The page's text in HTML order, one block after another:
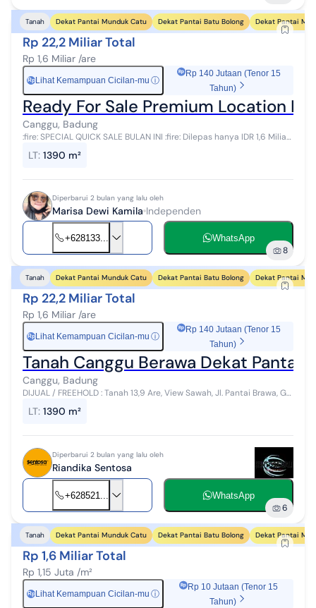
Tanah Dekat Pantai Munduk Catu Dekat Pantai Batu Bolong Dekat Pantai
Rp 22,2 Miliar Total
Rp 1,6 Miliar /are
Rp Lihat Kemampuan Cicilan-mu ⓘ
Rp 140 Jutaan (Tenor 15
Tahun)
Ready For Sale Premium Location
Canggu, Badung
:fire: SPECIAL QUICK SALE BULAN INI :fire: Dilepas hanya IDR 1,6 Miliar
Dari h...
LT: 1390 m²
Diperbarui 2 bulan yang lalu oleh
Marisa Dewi Kamila Independen
+628133... WhatsApp
8
Tanah Dekat Pantai Munduk Catu Dekat Pantai Batu Bolong Dekat Pantai
Rp 22,2 Miliar Total
Rp 1,6 Miliar /are
Rp Lihat Kemampuan Cicilan-mu ⓘ
Rp 140 Jutaan (Tenor 15
Tahun)
Tanah Canggu Berawa Dekat Pantai
Canggu, Badung
DIJUAL / FREEHOLD : Tanah 13,9 Are, View Sawah, Jl. Pantai Brawa, Gg
Beach_ _5-7 ...
LT: 1390 m²
Diperbarui 2 bulan yang lalu oleh
Riandika Sentosa
+628521... WhatsApp
6
Tanah Dekat Pantai Munduk Catu Dekat Pantai Batu Bolong Dekat Pantai
Rp 1,6 Miliar Total
Rp 1,15 Juta /m²
Rp Lihat Kemampuan Cicilan-mu ⓘ
Rp 10 Jutaan (Tenor 15
Tahun)